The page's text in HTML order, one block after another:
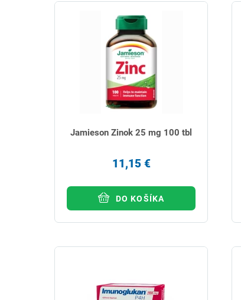
Jamieson Zinok 25 mg 100 tbl
11,15 €
DO KOŠÍKA